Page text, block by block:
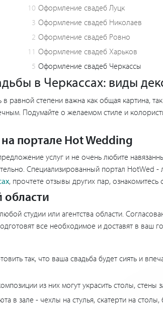
10 Оформление свадеб Луцк
3 Оформление свадеб Николаев
2 Оформление свадеб Ровно
11 Оформление свадеб Харьков
5 Оформление свадеб Черкассы
в Черкассах: виды
степени важна как общая картина,
Подумайте о желаемом стиле и
портале Hot Wedding
услуг и не очень любите
Специализированный портал HotWed -
, прочтете отзывы других пар,
любой студии или агентства области.
все необходимое и доставят в ваш
так, что ваша свадьба будет сиять и
из них могут украсить столы, стены
в зале - чехлы на стулья, скатерти на